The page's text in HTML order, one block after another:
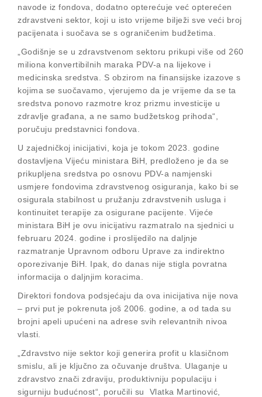
navode iz fondova, dodatno opterećuje već opterećen
zdravstveni sektor, koji u isto vrijeme bilježi sve veći broj
pacijenata i suočava se s ograničenim budžetima.
„Godišnje se u zdravstvenom sektoru prikupi više od 260
miliona konvertibilnih maraka PDV-a na lijekove i
medicinska sredstva. S obzirom na finansijske izazove s
kojima se suočavamo, vjerujemo da je vrijeme da se ta
sredstva ponovo razmotre kroz prizmu investicije u
zdravlje građana, a ne samo budžetskog prihoda“,
poručuju predstavnici fondova.
U zajedničkoj inicijativi, koja je tokom 2023. godine
dostavljena Vijeću ministara BiH, predloženo je da se
prikupljena sredstva po osnovu PDV-a namjenski
usmjere fondovima zdravstvenog osiguranja, kako bi se
osigurala stabilnost u pružanju zdravstvenih usluga i
kontinuitet terapije za osigurane pacijente. Vijeće
ministara BiH je ovu inicijativu razmatralo na sjednici u
februaru 2024. godine i proslijedilo na daljnje
razmatranje Upravnom odboru Uprave za indirektno
oporezivanje BiH. Ipak, do danas nije stigla povratna
informacija o daljnjim koracima.
Direktori fondova podsjećaju da ova inicijativa nije nova
– prvi put je pokrenuta još 2006. godine, a od tada su
brojni apeli upućeni na adrese svih relevantnih nivoa
vlasti.
„Zdravstvo nije sektor koji generira profit u klasičnom
smislu, ali je ključno za očuvanje društva. Ulaganje u
zdravstvo znači zdraviju, produktivniju populaciju i
sigurniju budućnost“, poručili su Vlatka Martinović,